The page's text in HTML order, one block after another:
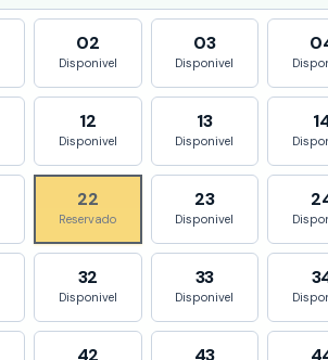
02
Disponivel
03
Disponivel
12
Disponivel
13
Disponivel
22
Reservado
23
Disponivel
32
Disponivel
33
Disponivel
42 43